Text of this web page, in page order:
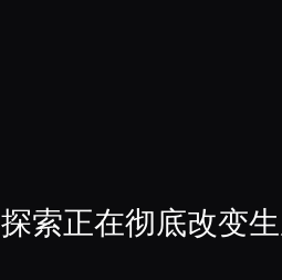
探索正在彻底改变